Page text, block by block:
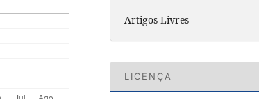
Artigos Livres
LICENÇA